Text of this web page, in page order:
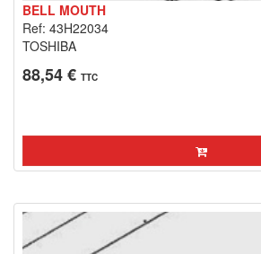
BELL MOUTH
Ref: 43H22034
TOSHIBA
88,54 € TTC